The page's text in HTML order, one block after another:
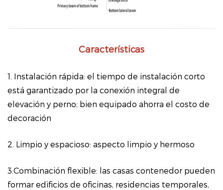
Características
1. Instalación rápida: el tiempo de instalación corto
está garantizado por la conexión integral de
elevación y perno; bien equipado ahorra el costo de
decoración
2. Limpio y espacioso: aspecto limpio y hermoso
3.Combinación flexible: las casas contenedor pueden
formar edificios de oficinas, residencias temporales,